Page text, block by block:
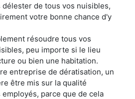
de tous vos nuisibles,
votre bonne chance d'y
résoudre tous vos
peu importe si le lieu
ou bien une habitation.
entreprise de dératisation, un
être mis sur la qualité
parce que de cela